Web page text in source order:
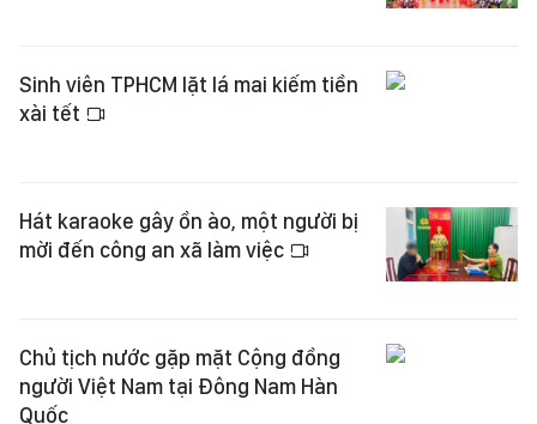
Sinh viên TPHCM lặt lá mai kiếm tiền
xài tết
Hát karaoke gây ồn ào, một người bị
mời đến công an xã làm việc
Chủ tịch nước gặp mặt Cộng đồng
người Việt Nam tại Đông Nam Hàn
Quốc